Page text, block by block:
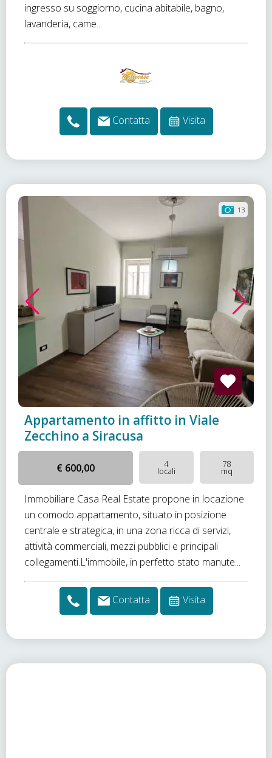
ingresso su soggiorno, cucina abitabile, bagno,
lavanderia, came...
Contatta Visita
13
Appartamento in affitto in Viale
Zecchino a Siracusa
€ 600,00 4
locali
78
mq
Immobiliare Casa Real Estate propone in locazione
un comodo appartamento, situato in posizione
centrale e strategica, in una zona ricca di servizi,
attività commerciali, mezzi pubblici e principali
collegamenti.L'immobile, in perfetto stato manute...
Contatta Visita